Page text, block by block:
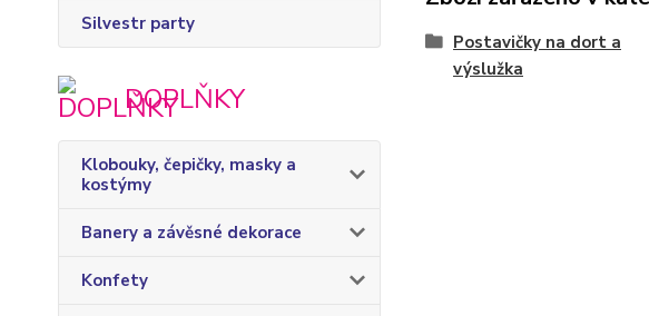
Silvestr party
DOPLŇKY
Klobouky, čepičky, masky a
kostýmy
Banery a závěsné dekorace
Konfety
Postavičky na dort a
výslužka